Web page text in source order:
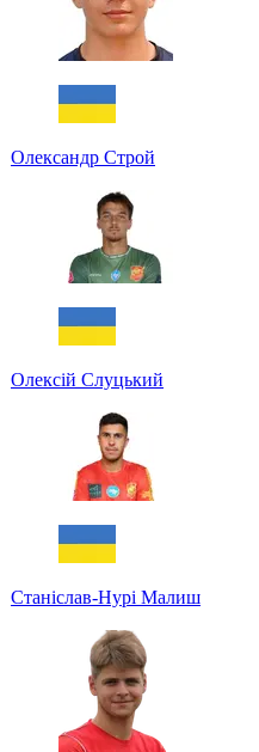
Олександр Строй
Олексій Слуцький
Станіслав-Нурі Малиш